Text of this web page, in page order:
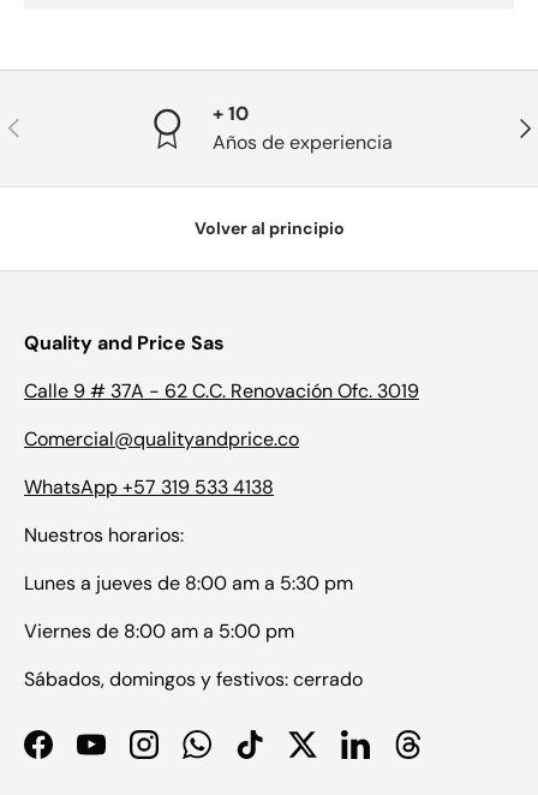
Anterior
+ 10
Años de experiencia
Volver al principio
Quality and Price Sas
Calle 9 # 37A - 62 C.C. Renovación Ofc. 3019
Comercial@qualityandprice.co
WhatsApp +57 319 533 4138
Nuestros horarios:
Lunes a jueves de 8:00 am a 5:30 pm
Viernes de 8:00 am a 5:00 pm
Sábados, domingos y festivos: cerrado
FacebookYouTubeInstagramWhatsAppTikTokTwitterLinkedInThreads